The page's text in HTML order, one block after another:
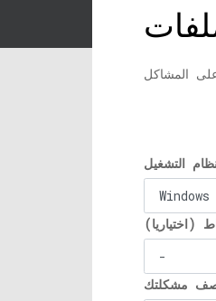
المشاكل
التشغيل
(اختياريا)
مشكلتك